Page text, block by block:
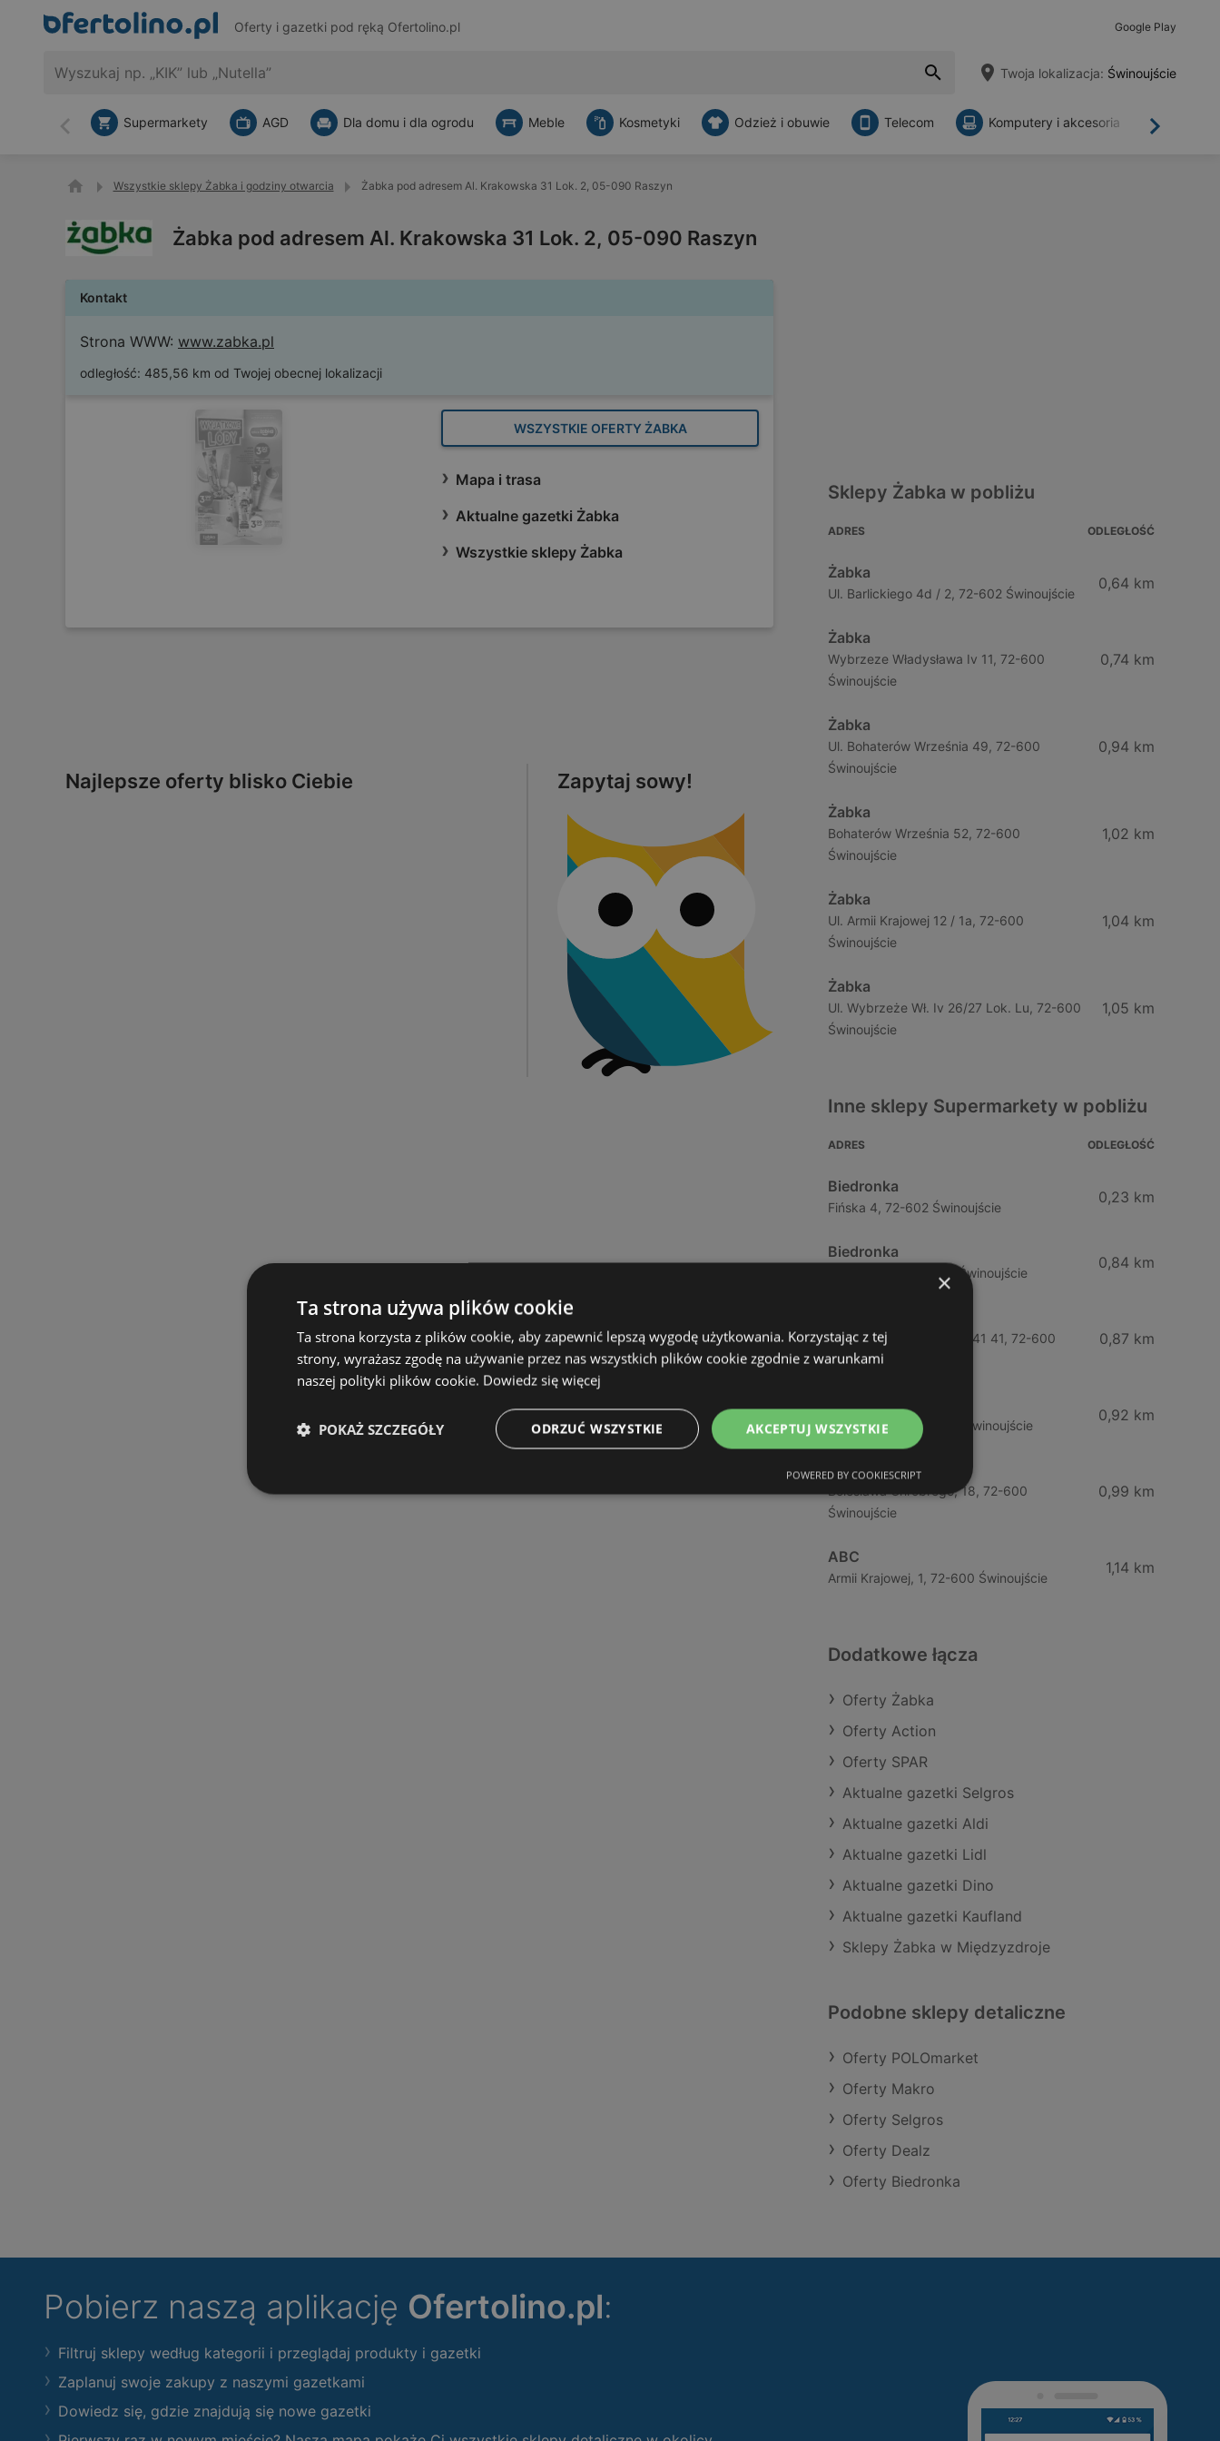
Oferty i gazetki pod ręką Ofertolino.pl Google Play
Twoja lokalizacja: Świnoujście
Wstecz Dalej
Supermarkety AGD Dla domu i dla ogrodu Meble Kosmetyki Odzież i obuwie Telecom Komputery i akcesoria
Wszystkie sklepy Żabka i godziny otwarcia Żabka pod adresem Al. Krakowska 31 Lok. 2, 05-090 Raszyn
Żabka pod adresem Al. Krakowska 31 Lok. 2, 05-090 Raszyn
Kontakt
Strona WWW: www.zabka.pl
odległość: 485,56 km od Twojej obecnej lokalizacji
WSZYSTKIE OFERTY ŻABKA
Mapa i trasa
Aktualne gazetki Żabka
Wszystkie sklepy Żabka
Najlepsze oferty blisko Ciebie Zapytaj sowy!
Sklepy Żabka w pobliżu
ADRES ODLEGŁOŚĆ
Żabka
Ul. Barlickiego 4d / 2, 72-602 Świnoujście
0,64 km
Żabka
Wybrzeze Władysława Iv 11, 72-600
Świnoujście
0,74 km
Żabka
Ul. Bohaterów Września 49, 72-600
Świnoujście
0,94 km
Żabka
Bohaterów Września 52, 72-600
Świnoujście
1,02 km
Żabka
Ul. Armii Krajowej 12 / 1a, 72-600
Świnoujście
1,04 km
Żabka
Ul. Wybrzeże Wł. Iv 26/27 Lok. Lu, 72-600
Świnoujście
1,05 km
Inne sklepy Supermarkety w pobliżu
ADRES ODLEGŁOŚĆ
Biedronka
Fińska 4, 72-602 Świnoujście
0,23 km
Biedronka
Chrobrego 9, 72-600 Świnoujście
0,84 km
Ul. Bohaterów Września 41 41, 72-600
Świnoujście
0,87 km
ABC
Barlickiego, 4, 72-600 Świnoujście
0,92 km
ABC
Bolesława Chrobrego, 18, 72-600
Świnoujście
0,99 km
ABC
Armii Krajowej, 1, 72-600 Świnoujście
1,14 km
Dodatkowe łącza
Oferty Żabka
Oferty Action
Oferty SPAR
Aktualne gazetki Selgros
Aktualne gazetki Aldi
Aktualne gazetki Lidl
Aktualne gazetki Dino
Aktualne gazetki Kaufland
Sklepy Żabka w Międzyzdroje
Podobne sklepy detaliczne
Oferty POLOmarket
Oferty Makro
Oferty Selgros
Oferty Dealz
Oferty Biedronka
Pobierz naszą aplikację Ofertolino.pl:
Filtruj sklepy według kategorii i przeglądaj produkty i gazetki
Zaplanuj swoje zakupy z naszymi gazetkami
Dowiedz się, gdzie znajdują się nowe gazetki
×
Ta strona używa plików cookie
Ta strona korzysta z plików cookie, aby zapewnić lepszą wygodę użytkowania. Korzystając z tej
strony, wyrażasz zgodę na używanie przez nas wszystkich plików cookie zgodnie z warunkami
naszej polityki plików cookie. Dowiedz się więcej
AKCEPTUJ WSZYSTKIE
ODRZUĆ WSZYSTKIE
POKAŻ SZCZEGÓŁY
POWERED BY COOKIESCRIPT